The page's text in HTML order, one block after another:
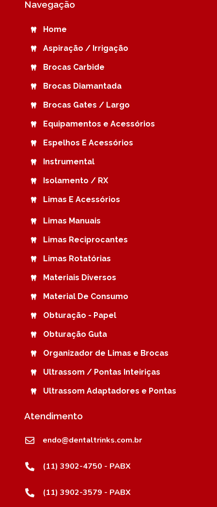
Navegação
Home
Aspiração / Irrigação
Brocas Carbide
Brocas Diamantada
Brocas Gates / Largo
Equipamentos e Acessórios
Espelhos E Acessórios
Instrumental
Isolamento / RX
Limas E Acessórios
Limas Manuais
Limas Reciprocantes
Limas Rotatórias
Materiais Diversos
Material De Consumo
Obturação - Papel
Obturação Guta
Organizador de Limas e Brocas
Ultrassom / Pontas Inteiriças
Ultrassom Adaptadores e Pontas
Atendimento
endo@dentaltrinks.com.br
(11) 3902-4750 - PABX
(11) 3902-3579 - PABX